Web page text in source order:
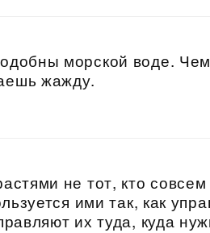
морской воде.
жажду.
не тот, кто
ими так, как
их туда, куда